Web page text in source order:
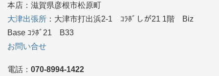
本店：滋賀県彦根市松原町
大津出張所 ：大津市打出浜2-1 ｺﾗﾎﾞしが21 1階 Biz
Base ｺﾗﾎﾞ21 B33
お問い合せ
電話： 070-8994-1422